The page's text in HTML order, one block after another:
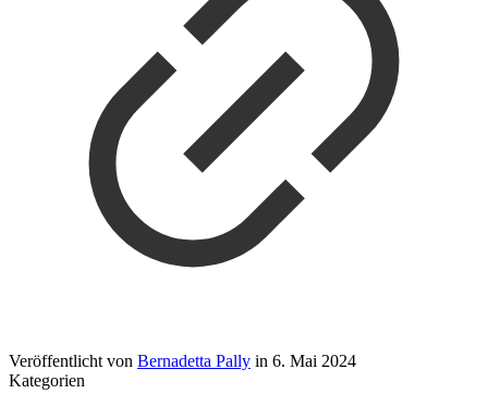
Veröffentlicht von Bernadetta Pally in 6. Mai 2024
Kategorien